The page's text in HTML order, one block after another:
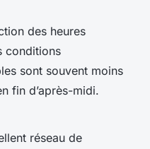
des heures
conditions
sont souvent moins
fin d’après-midi.
réseau de